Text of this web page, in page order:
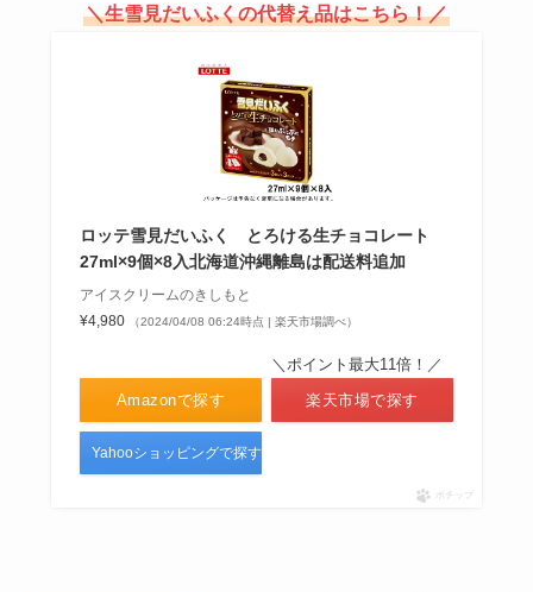
鴨肉はどこで買える？東京ではど
こで買える？業務スーパーで売っ
てる？
オイコスバニラ売ってる場所はど
こ？コンビニで買える？通販では
手に入る？
クリスタルガイザーは販売終了？
品薄はなぜ？販売店を調査！
＼生雪見だいふくの代替え品はこちら！／
ロッテ雪見だいふく とろける生チョコレート
27ml×9個×8入北海道沖縄離島は配送料追加
アイスクリームのきしもと
¥4,980
（2024/04/08 06:24時点 | 楽天市場調べ）
Amazonで探す
＼ポイント最大11倍！／
楽天市場で探す
Yahooショッピングで探す
ポチップ